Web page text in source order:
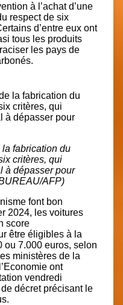
à l’achat d’une
respect de six
d’entre eux ont
tous les produits
les pays de
la fabrication du
critères, qui
à dépasser pour
AFP)
font bon
2024, les voitures
score
être éligibles à la
ou 7.000 euros, selon
ministères de la
ont
vendredi
de décretprécisant le